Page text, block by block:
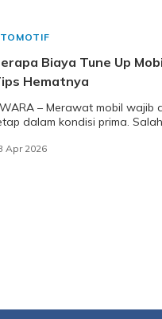
Biaya Tune Up
Hematnya
– Merawat mobil wajib
dalam kondisi prima.
Apr 2026